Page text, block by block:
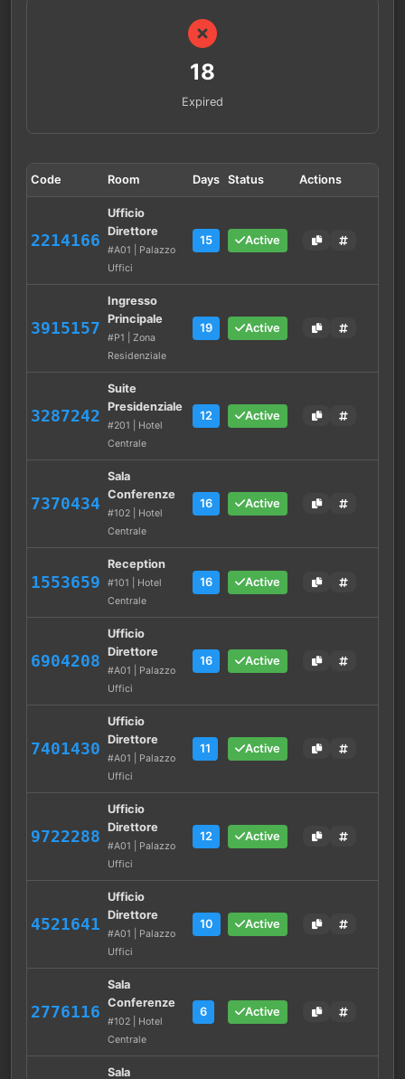
18
Expired
Code Room Days Status Actions
2214166
Ufficio
Direttore
#A01 | Palazzo
Uffici
15 Active
3915157
Ingresso
Principale
#P1 | Zona
Residenziale
19 Active
3287242
Suite
Presidenziale
#201 | Hotel
Centrale
12 Active
7370434
Sala
Conferenze
#102 | Hotel
Centrale
16 Active
1553659
Reception
#101 | Hotel
Centrale
16 Active
6904208
Ufficio
Direttore
#A01 | Palazzo
Uffici
16 Active
7401430
Ufficio
Direttore
#A01 | Palazzo
Uffici
11 Active
9722288
Ufficio
Direttore
#A01 | Palazzo
Uffici
12 Active
4521641
Ufficio
Direttore
#A01 | Palazzo
Uffici
10 Active
2776116
Sala
Conferenze
#102 | Hotel
Centrale
6 Active
Sala